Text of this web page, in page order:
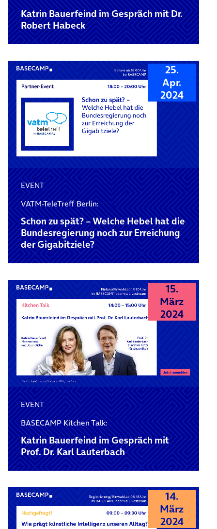
Katrin Bauerfeind im Gespräch mit Dr.
Robert Habeck
25.
Apr.
2024
EVENT
VATM-TeleTreff Berlin:
Schon zu spät? – Welche Hebel hat die
Bundesregierung noch zur Erreichung
der Gigabitziele?
15.
März
2024
EVENT
BASECAMP Kitchen Talk:
Katrin Bauerfeind im Gespräch mit
Prof. Dr. Karl Lauterbach
14.
März
2024